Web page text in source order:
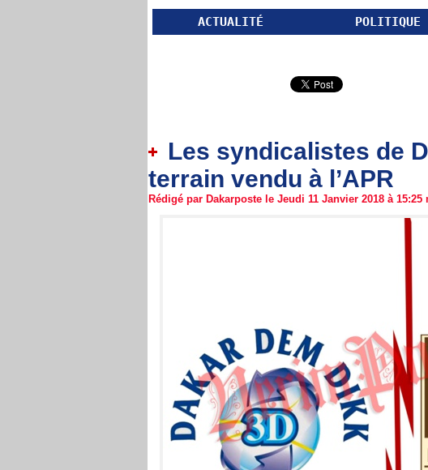
ACTUALITÉ POLITIQUE
Les syndicalistes de
terrain vendu à l’APR
Rédigé par Dakarposte le Jeudi 11 Janvier 2018 à